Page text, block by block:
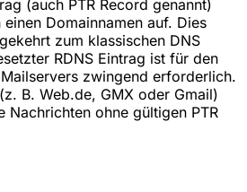
(auch PTR Record genannt)
Domainnamen auf. Dies
zum klassischen DNS
RDNS Eintrag ist für den
zwingend erforderlich.
B. Web.de, GMX oder Gmail)
Nachrichten ohne gültigen PTR